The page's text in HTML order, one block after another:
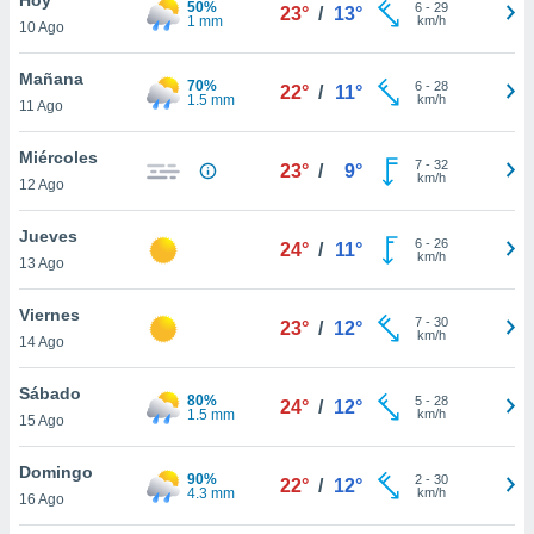
y
en
más
de
cookies
10 Ago
50%
1 mm
23° / 13° 6- 29
km/h
Mañana
11 Ago
70%
1.5 mm
22° / 11° 6- 28
km/h
Miércoles
12 Ago
23° / 9° 7- 32
km/h
Jueves
13 Ago
24° / 11° 6- 26
km/h
Viernes
14 Ago
23° / 12° 7- 30
km/h
Sábado
15 Ago
80%
1.5 mm
24° / 12° 5- 28
km/h
Domingo
16 Ago
90%
4.3 mm
22° / 12° 2- 30
km/h